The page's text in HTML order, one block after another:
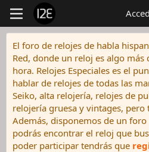
El foro de relojes de habla
Red, donde un reloj es algo
hora. Relojes Especiales es el
hablar de relojes de todas las
Seiko, alta relojería, relojes de
relojería gruesa y vintages,
Además, disponemos de un
podrás encontrar el reloj que
poder participar tendrás que